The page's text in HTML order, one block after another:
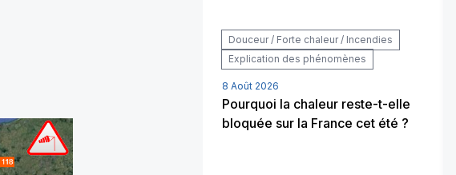
Douceur / Forte chaleur / Incendies
Explication des phénomènes
8 Août 2026
Pourquoi la chaleur reste-t-elle
bloquée sur la France cet été ?